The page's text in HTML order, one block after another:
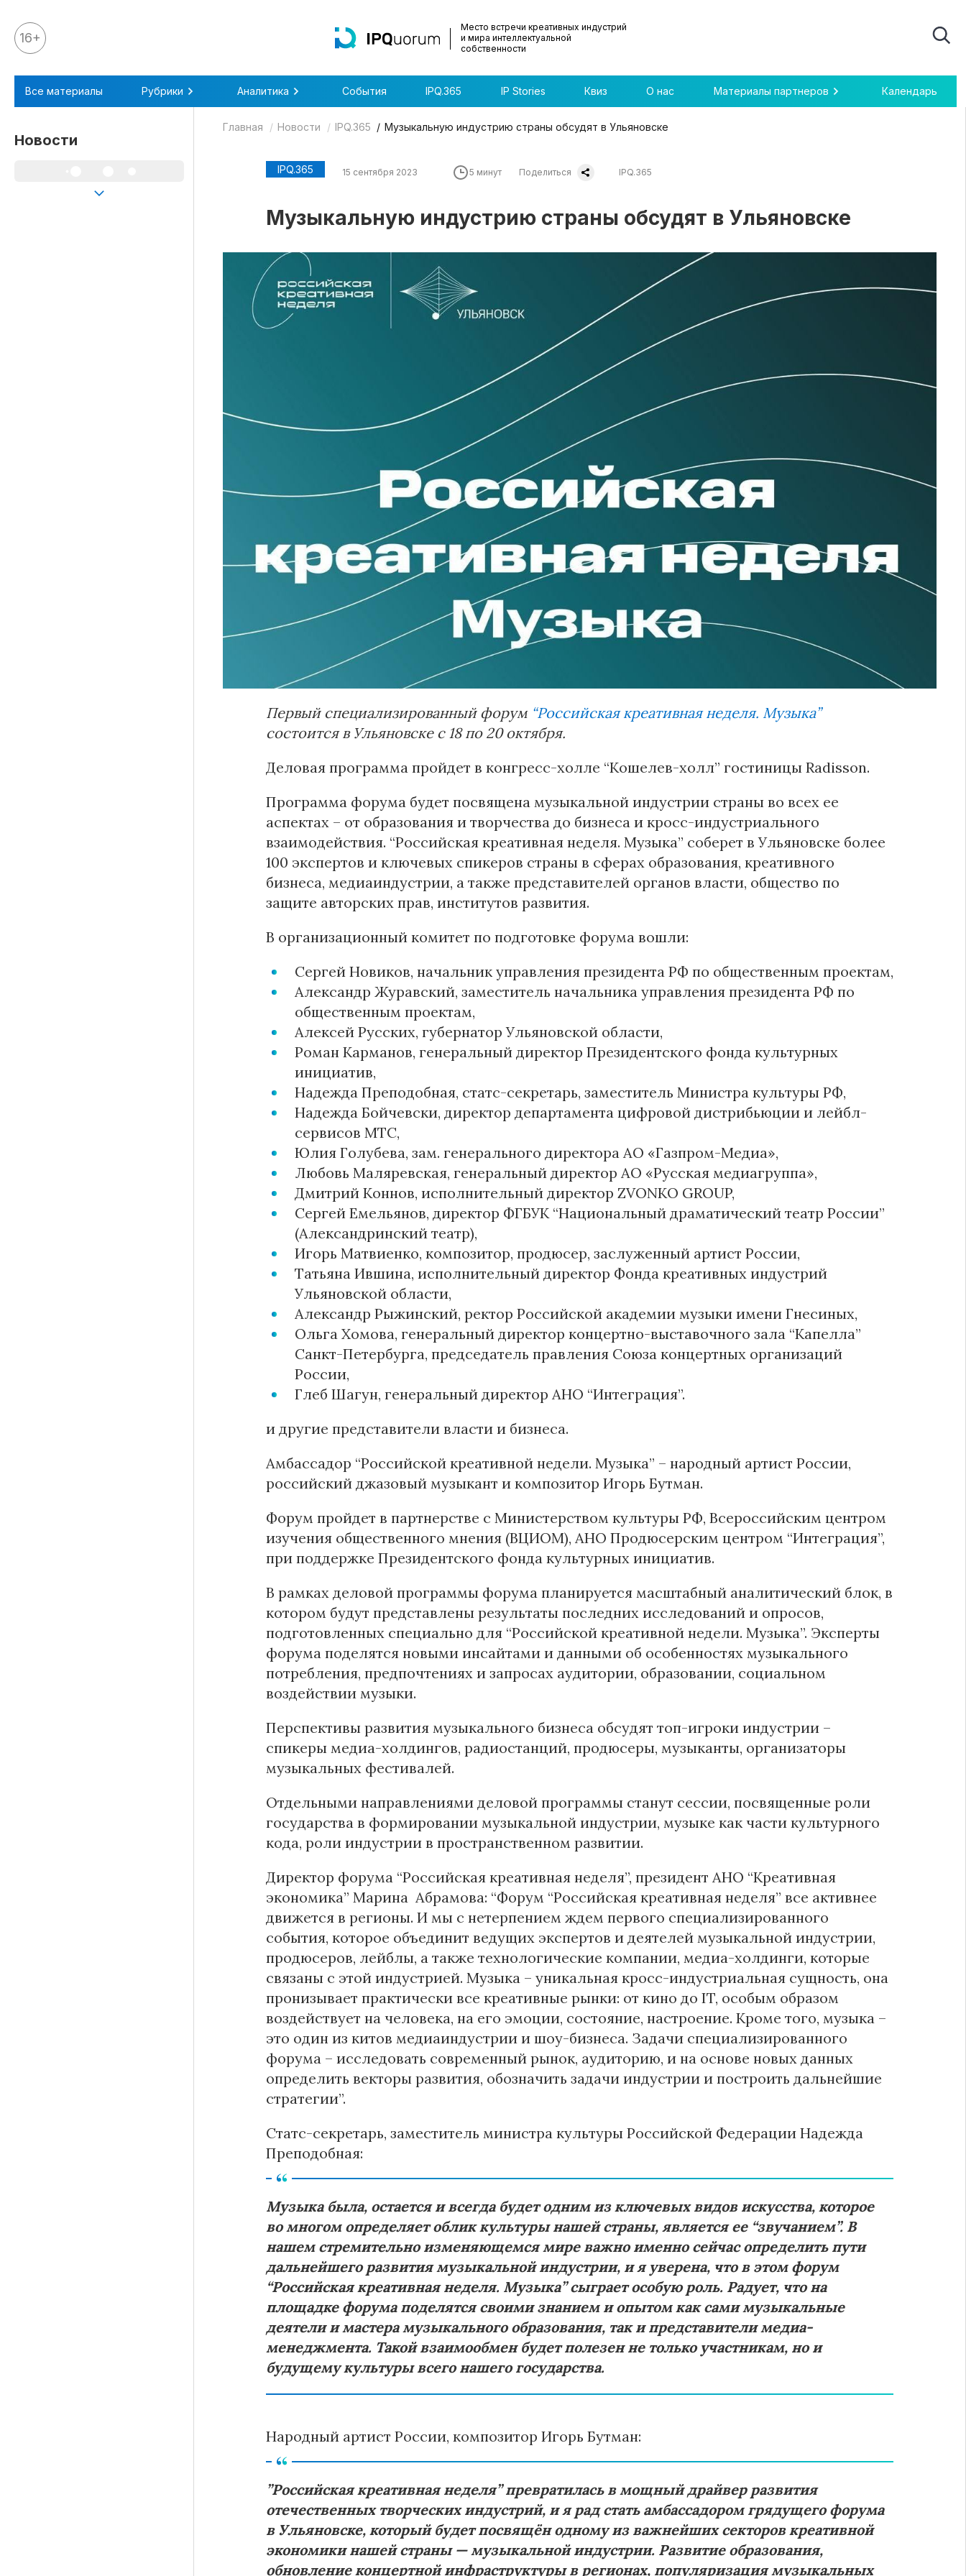
Все материалы
Аналитика
Аналитика
Интеллектуальная собственность и креативные индустрии
Смотрите нас в соцсетях и мессенджерах
16+
Место встречи креативных индустрий
и мира интеллектуальной
собственности
Все материалы Рубрики Аналитика События IPQ.365 IP Stories Квиз О нас Материалы партнеров Календарь
Новости
Главная Новости IPQ.365 Музыкальную индустрию страны обсудят в Ульяновске
IPQ.365 15 сентября 2023 5 минут Поделиться IPQ.365
Музыкальную индустрию страны обсудят в Ульяновске
Первый специализированный форум“Российская креативная неделя. Музыка”
состоится в Ульяновске с 18 по 20 октября.
Деловая программа пройдет в конгресс-холле “Кошелев-холл” гостиницы Radisson.
Программа форума будет посвящена музыкальной индустрии страны во всех ее
аспектах – от образования и творчества до бизнеса и кросс-индустриального
взаимодействия. “Российская креативная неделя. Музыка” соберет в Ульяновске более
100 экспертов и ключевых спикеров страны в сферах образования, креативного
бизнеса, медиаиндустрии, а также представителей органов власти, общество по
защите авторских прав, институтов развития.
В организационный комитет по подготовке форума вошли:
Сергей Новиков, начальник управления президента РФ по общественным проектам,
Александр Журавский, заместитель начальника управления президента РФ по
общественным проектам,
Алексей Русских, губернатор Ульяновской области,
Роман Карманов, генеральный директор Президентского фонда культурных
инициатив,
Надежда Преподобная, статс-секретарь, заместитель Министра культуры РФ,
Надежда Бойчевски, директор департамента цифровой дистрибьюции и лейбл-
сервисов МТС,
Юлия Голубева, зам. генерального директора АО «Газпром-Медиа»,
Любовь Маляревская, генеральный директор АО «Русская медиагруппа»,
Дмитрий Коннов, исполнительный директор ZVONKO GROUP,
Сергей Емельянов, директор ФГБУК “Национальный драматический театр России”
(Александринский театр),
Игорь Матвиенко, композитор, продюсер, заслуженный артист России,
Татьяна Ившина, исполнительный директор Фонда креативных индустрий
Ульяновской области,
Александр Рыжинский, ректор Российской академии музыки имени Гнесиных,
Ольга Хомова, генеральный директор концертно-выставочного зала “Капелла”
Санкт-Петербурга, председатель правления Союза концертных организаций
России,
Глеб Шагун, генеральный директор АНО “Интеграция”.
и другие представители власти и бизнеса.
Амбассадор “Российской креативной недели. Музыка” – народный артист России,
российский джазовый музыкант и композитор Игорь Бутман.
Форум пройдет в партнерстве с Министерством культуры РФ, Всероссийским центром
изучения общественного мнения (ВЦИОМ), АНО Продюсерским центром “Интеграция”,
при поддержке Президентского фонда культурных инициатив.
В рамках деловой программы форума планируется масштабный аналитический блок, в
котором будут представлены результаты последних исследований и опросов,
подготовленных специально для “Российской креативной недели. Музыка”. Эксперты
форума поделятся новыми инсайтами и данными об особенностях музыкального
потребления, предпочтениях и запросах аудитории, образовании, социальном
воздействии музыки.
Перспективы развития музыкального бизнеса обсудят топ-игроки индустрии –
спикеры медиа-холдингов, радиостанций, продюсеры, музыканты, организаторы
музыкальных фестивалей.
Отдельными направлениями деловой программы станут сессии, посвященные роли
государства в формировании музыкальной индустрии, музыке как части культурного
кода, роли индустрии в пространственном развитии.
Директор форума “Российская креативная неделя”, президент АНО “Креативная
экономика” Марина Абрамова: “Форум “Российская креативная неделя” все активнее
движется в регионы. И мы с нетерпением ждем первого специализированного
события, которое объединит ведущих экспертов и деятелей музыкальной индустрии,
продюсеров, лейблы, а также технологические компании, медиа-холдинги, которые
связаны с этой индустрией. Музыка – уникальная кросс-индустриальная сущность, она
пронизывает практически все креативные рынки: от кино до IT, особым образом
воздействует на человека, на его эмоции, состояние, настроение. Кроме того, музыка –
это один из китов медиаиндустрии и шоу-бизнеса. Задачи специализированного
форума – исследовать современный рынок, аудиторию, и на основе новых данных
определить векторы развития, обозначить задачи индустрии и построить дальнейшие
стратегии”.
Статс-секретарь, заместитель министра культуры Российской Федерации Надежда
Преподобная:
Музыка была, остается и всегда будет одним из ключевых видов искусства, которое
во многом определяет облик культуры нашей страны, является ее “звучанием”. В
нашем стремительно изменяющемся мире важно именно сейчас определить пути
дальнейшего развития музыкальной индустрии, и я уверена, что в этом форум
“Российская креативная неделя. Музыка” сыграет особую роль. Радует, что на
площадке форума поделятся своими знанием и опытом как сами музыкальные
деятели и мастера музыкального образования, так и представители медиа-
менеджмента. Такой взаимообмен будет полезен не только участникам, но и
будущему культуры всего нашего государства.
Народный артист России, композитор Игорь Бутман:
”Российская креативная неделя” превратилась в мощный драйвер развития
отечественных творческих индустрий, и я рад стать амбассадором грядущего форума
в Ульяновске, который будет посвящён одному из важнейших секторов креативной
экономики нашей страны — музыкальной индустрии. Развитие образования,
обновление концертной инфраструктуры в регионах, популяризация музыкальных